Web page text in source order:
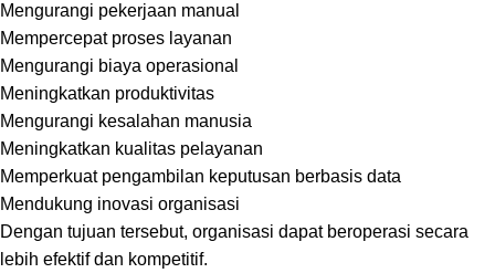
Mengurangi pekerjaan manual
Mempercepat proses layanan
Mengurangi biaya operasional
Meningkatkan produktivitas
Mengurangi kesalahan manusia
Meningkatkan kualitas pelayanan
Memperkuat pengambilan keputusan berbasis data
Mendukung inovasi organisasi
Dengan tujuan tersebut, organisasi dapat beroperasi secara
lebih efektif dan kompetitif.